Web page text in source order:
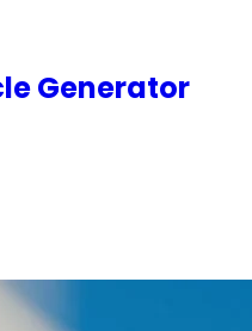
Generator